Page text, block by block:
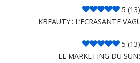
5 (13)
KBEAUTY : L’ECRASANTE
5 (13)
LE MARKETING DU